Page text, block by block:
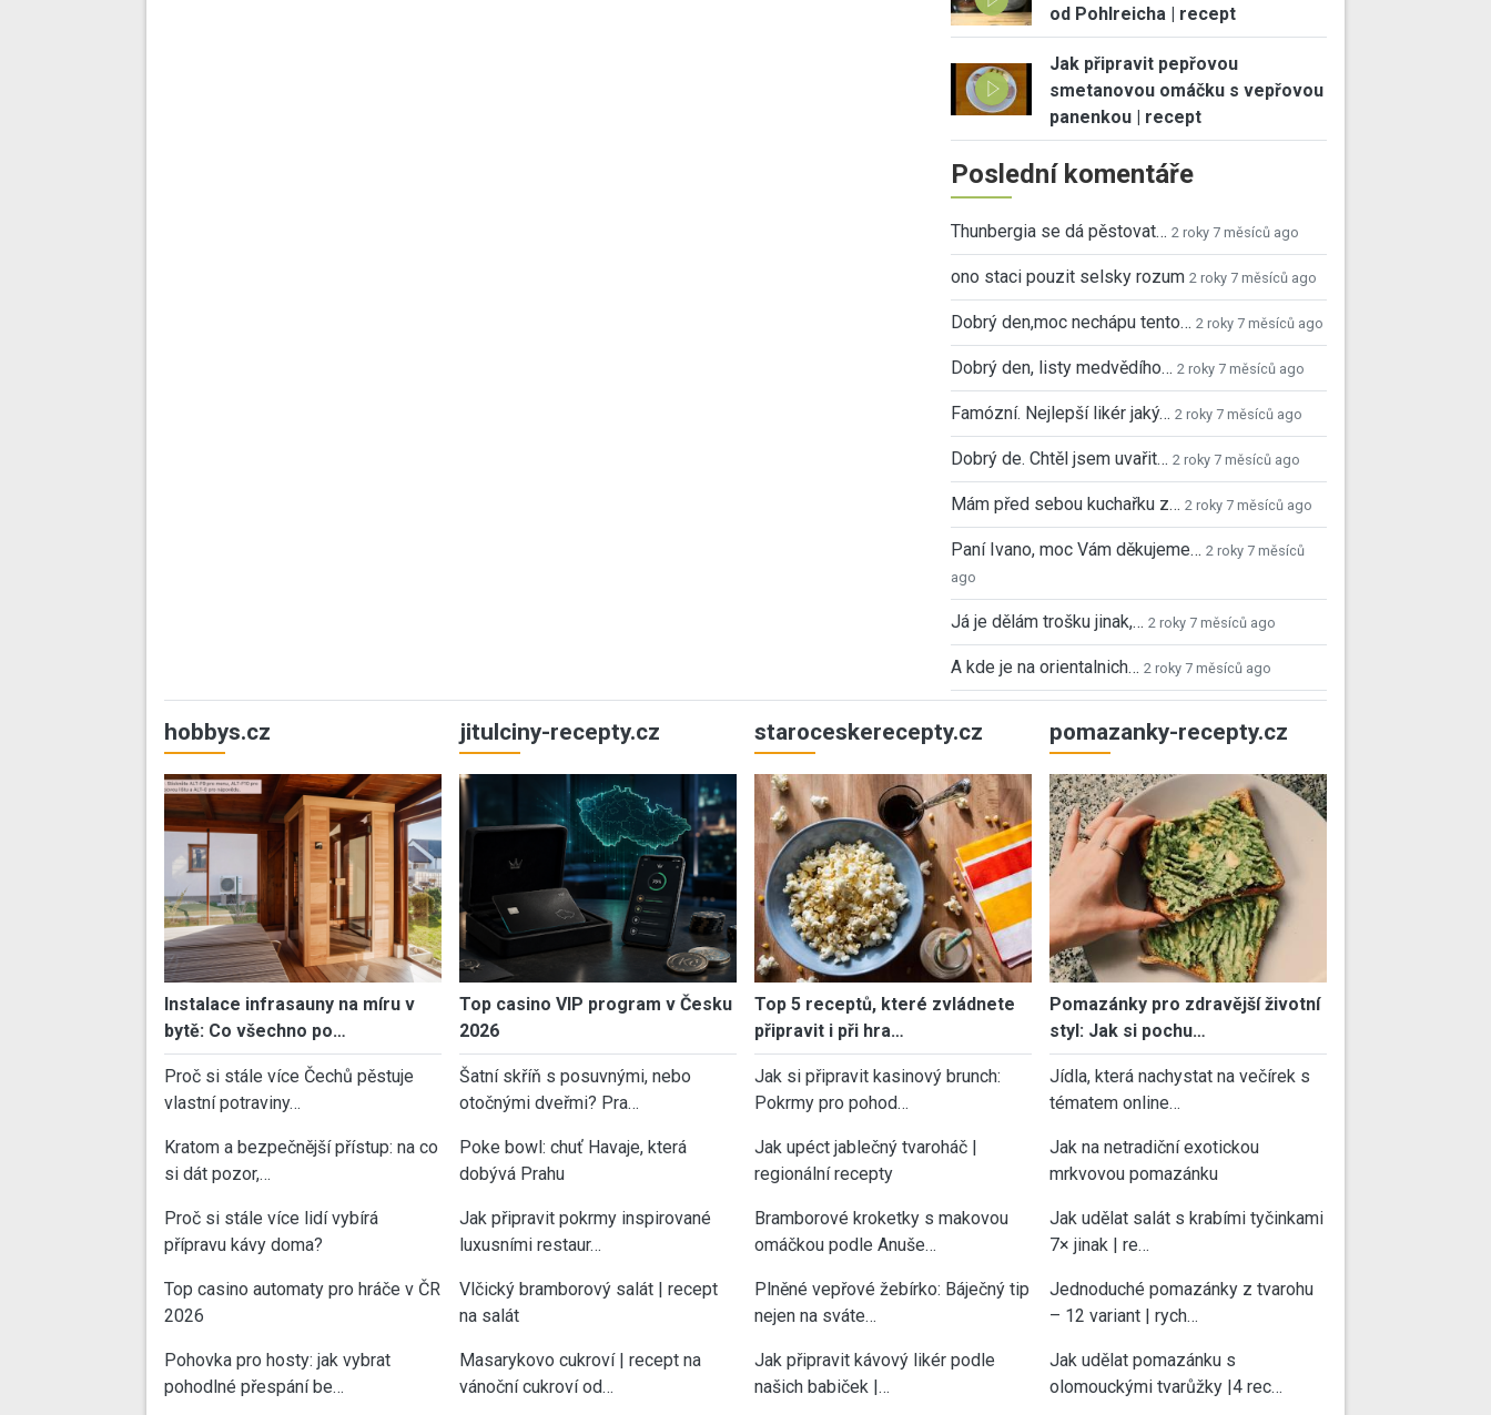
od Pohlreicha | recept
Jak připravit pepřovou
smetanovou omáčku s vepřovou
panenkou | recept
Poslední komentáře
Thunbergia se dá pěstovat… 2 roky 7 měsíců ago
ono staci pouzit selsky rozum 2 roky 7 měsíců ago
Dobrý den,moc nechápu tento… 2 roky 7 měsíců ago
Dobrý den, listy medvědího… 2 roky 7 měsíců ago
Famózní. Nejlepší likér jaký… 2 roky 7 měsíců ago
Dobrý de. Chtěl jsem uvařit… 2 roky 7 měsíců ago
Mám před sebou kuchařku z… 2 roky 7 měsíců ago
Paní Ivano, moc Vám děkujeme… 2 roky 7 měsíců
ago
Já je dělám trošku jinak,… 2 roky 7 měsíců ago
A kde je na orientalnich… 2 roky 7 měsíců ago
hobbys.cz
Instalace infrasauny na míru v
bytě: Co všechno po…
Proč si stále více Čechů pěstuje
vlastní potraviny…
Kratom a bezpečnější přístup: na co
si dát pozor,…
Proč si stále více lidí vybírá
přípravu kávy doma?
Top casino automaty pro hráče v ČR
2026
Pohovka pro hosty: jak vybrat
pohodlné přespání be…
jitulciny-recepty.cz
Top casino VIP program v Česku
2026
Šatní skříň s posuvnými, nebo
otočnými dveřmi? Pra…
Poke bowl: chuť Havaje, která
dobývá Prahu
Jak připravit pokrmy inspirované
luxusními restaur…
Vlčický bramborový salát | recept
na salát
Masarykovo cukroví | recept na
vánoční cukroví od…
staroceskerecepty.cz
Top 5 receptů, které zvládnete
připravit i při hra…
Jak si připravit kasinový brunch:
Pokrmy pro pohod…
Jak upéct jablečný tvaroháč |
regionální recepty
Bramborové kroketky s makovou
omáčkou podle Anuše…
Plněné vepřové žebírko: Báječný tip
nejen na sváte…
Jak připravit kávový likér podle
našich babiček |…
pomazanky-recepty.cz
Pomazánky pro zdravější životní
styl: Jak si pochu…
Jídla, která nachystat na večírek s
tématem online…
Jak na netradiční exotickou
mrkvovou pomazánku
Jak udělat salát s krabími tyčinkami
7× jinak | re…
Jednoduché pomazánky z tvarohu
– 12 variant | rych…
Jak udělat pomazánku s
olomouckými tvarůžky |4 rec…